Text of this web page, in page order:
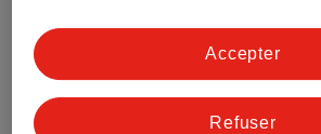
Tout sur Kruidvat
Refuser
Accepter